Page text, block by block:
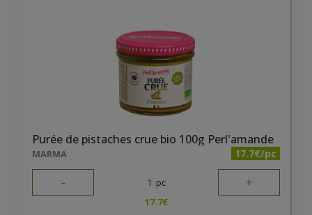
Purée de pistaches crue bio 100g Perl'amande
MARMA 17.7€/pc
- 1 pc +
17.7€